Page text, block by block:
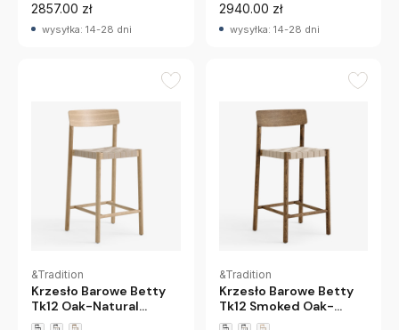
2857.00 zł
wysyłka: 14-28 dni
2940.00 zł
wysyłka: 14-28 dni
&Tradition
Krzesło Barowe Betty
Tk12 Oak-Natural
Andtradition
&Tradition
Krzesło Barowe Betty
Tk12 Smoked Oak-
Natural Andtradition